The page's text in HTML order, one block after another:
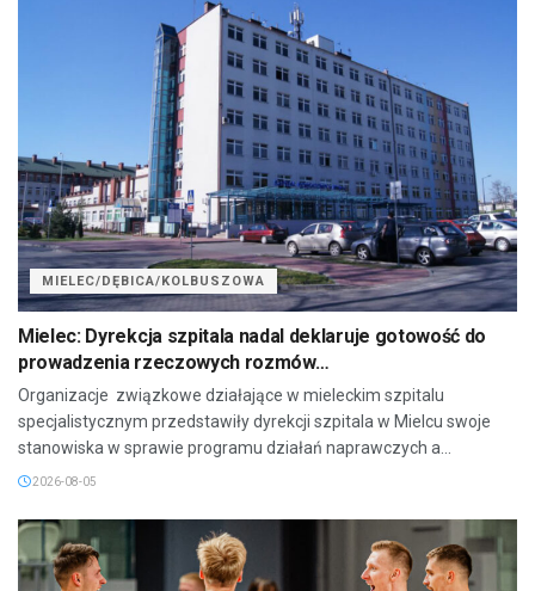
MIELEC/DĘBICA/KOLBUSZOWA
Mielec: Dyrekcja szpitala nadal deklaruje gotowość do
prowadzenia rzeczowych rozmów…
Organizacje związkowe działające w mieleckim szpitalu
specjalistycznym przedstawiły dyrekcji szpitala w Mielcu swoje
stanowiska w sprawie programu działań naprawczych a...
2026-08-05